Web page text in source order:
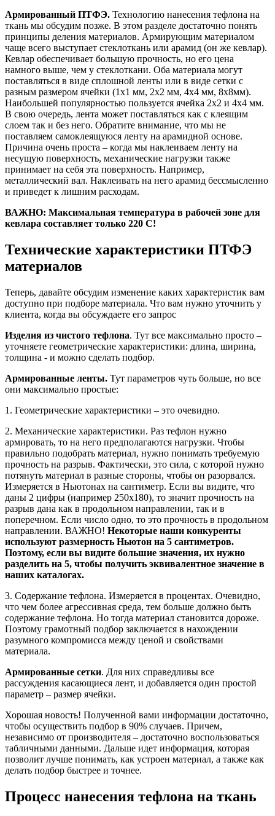
Армированный ПТФЭ. Технологию нанесения тефлона на
ткань мы обсудим позже. В этом разделе достаточно понять
принципы деления материалов. Армирующим материалом
чаще всего выступает стеклоткань или арамид (он же кевлар).
Кевлар обеспечивает большую прочность, но его цена
намного выше, чем у стеклоткани. Оба материала могут
поставляться в виде сплошной ленты или в виде сетки с
разным размером ячейки (1х1 мм, 2х2 мм, 4х4 мм, 8х8мм).
Наибольшей популярностью пользуется ячейка 2х2 и 4х4 мм.
В свою очередь, лента может поставляться как с клеящим
слоем так и без него. Обратите внимание, что мы не
поставляем самоклеящуюся ленту на арамидной основе.
Причина очень проста – когда мы наклеиваем ленту на
несущую поверхность, механические нагрузки также
принимает на себя эта поверхность. Например,
металлический вал. Наклеивать на него арамид бессмысленно
и приведет к лишним расходам.
ВАЖНО: Максимальная температура в рабочей зоне для
кевлара составляет только 220 С!
Технические характеристики ПТФЭ
материалов
Теперь, давайте обсудим изменение каких характеристик вам
доступно при подборе материала. Что вам нужно уточнить у
клиента, когда вы обсуждаете его запрос
Изделия из чистого тефлона. Тут все максимально просто –
уточняете геометрические характеристики: длина, ширина,
толщина - и можно сделать подбор.
Армированные ленты. Тут параметров чуть больше, но все
они максимально простые:
1. Геометрические характеристики – это очевидно.
2. Механические характеристики. Раз тефлон нужно
армировать, то на него предполагаются нагрузки. Чтобы
правильно подобрать материал, нужно понимать требуемую
прочность на разрыв. Фактически, это сила, с которой нужно
потянуть материал в разные стороны, чтобы он разорвался.
Измеряется в Ньютонах на сантиметр. Если вы видите, что
даны 2 цифры (например 250х180), то значит прочность на
разрыв дана как в продольном направлении, так и в
поперечном. Если число одно, то это прочность в продольном
направлении. ВАЖНО! Некоторые наши конкуренты
используют размерность Ньютон на 5 сантиметров.
Поэтому, если вы видите большие значения, их нужно
разделить на 5, чтобы получить эквивалентное значение в
наших каталогах.
3. Содержание тефлона. Измеряется в процентах. Очевидно,
что чем более агрессивная среда, тем больше должно быть
содержание тефлона. Но тогда материал становится дороже.
Поэтому грамотный подбор заключается в нахождении
разумного компромисса между ценой и свойствами
материала.
Армированные сетки. Для них справедливы все
рассуждения касающиеся лент, и добавляется один простой
параметр – размер ячейки.
Хорошая новость! Полученной вами информации достаточно,
чтобы осуществить подбор в 90% случаев. Причем,
независимо от производителя – достаточно воспользоваться
табличными данными. Дальше идет информация, которая
позволит лучше понимать, как устроен материал, а также как
делать подбор быстрее и точнее.
Процесс нанесения тефлона на ткань